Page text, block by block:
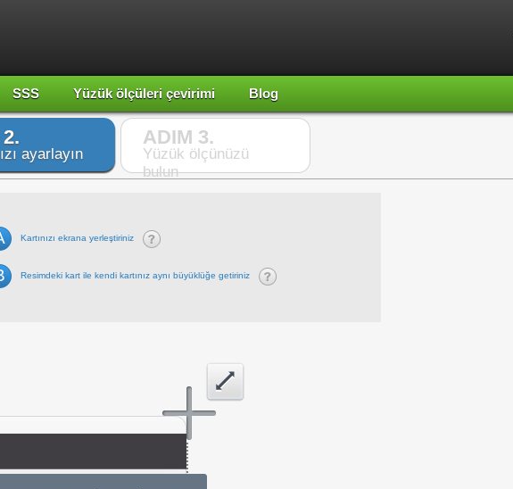
SSS Yüzük ölçüleri çevirimi Blog
ayarlayın
ADIM 3.
Yüzük ölçünüzü
bulun
Kartınızı ekrana yerleştiriniz
Resimdeki kart ile kendi kartınız aynı büyüklüğe getiriniz